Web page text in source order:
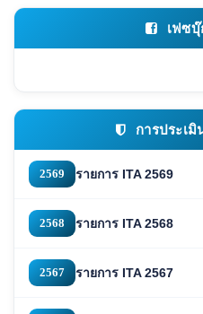
เฟซ
การประเ
2569 รายการ ITA 2569
2568 รายการ ITA 2568
2567 รายการ ITA 2567